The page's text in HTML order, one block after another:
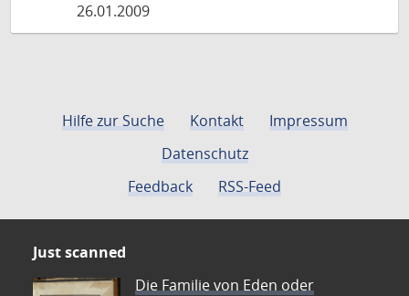
26.01.2009
Hilfe zur Suche Kontakt
Impressum
Datenschutz
Feedback
RSS-Feed
Just scanned
Die Familie von Eden oder